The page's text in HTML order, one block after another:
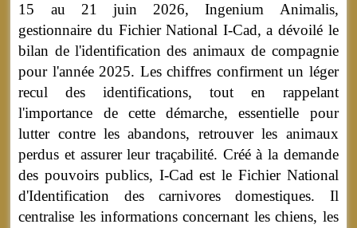
15 au 21 juin 2026, Ingenium Animalis,
gestionnaire du Fichier National I-Cad, a dévoilé le
bilan de l'identification des animaux de compagnie
pour l'année 2025. Les chiffres confirment un léger
recul des identifications, tout en rappelant
l'importance de cette démarche, essentielle pour
lutter contre les abandons, retrouver les animaux
perdus et assurer leur traçabilité. Créé à la demande
des pouvoirs publics, I-Cad est le Fichier National
d'Identification des carnivores domestiques. Il
centralise les informations concernant les chiens, les